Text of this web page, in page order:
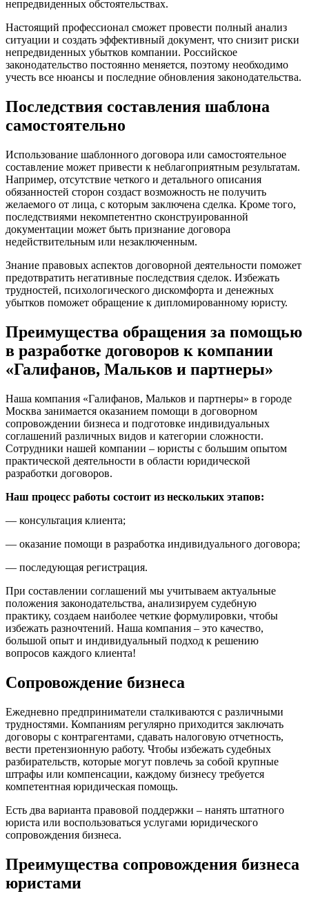
непредвиденных обстоятельствах.
Настоящий профессионал сможет провести полный анализ
ситуации и создать эффективный документ, что снизит риски
непредвиденных убытков компании. Российское
законодательство постоянно меняется, поэтому необходимо
учесть все нюансы и последние обновления законодательства.
Последствия составления шаблона
самостоятельно
Использование шаблонного договора или самостоятельное
составление может привести к неблагоприятным результатам.
Например, отсутствие четкого и детального описания
обязанностей сторон создаст возможность не получить
желаемого от лица, с которым заключена сделка. Кроме того,
последствиями некомпетентно сконструированной
документации может быть признание договора
недействительным или незаключенным.
Знание правовых аспектов договорной деятельности поможет
предотвратить негативные последствия сделок. Избежать
трудностей, психологического дискомфорта и денежных
убытков поможет обращение к дипломированному юристу.
Преимущества обращения за помощью
в разработке договоров к компании
«Галифанов, Мальков и партнеры»
Наша компания «Галифанов, Мальков и партнеры» в городе
Москва занимается оказанием помощи в договорном
сопровождении бизнеса и подготовке индивидуальных
соглашений различных видов и категории сложности.
Сотрудники нашей компании – юристы с большим опытом
практической деятельности в области юридической
разработки договоров.
Наш процесс работы состоит из нескольких этапов:
— консультация клиента;
— оказание помощи в разработка индивидуального договора;
— последующая регистрация.
При составлении соглашений мы учитываем актуальные
положения законодательства, анализируем судебную
практику, создаем наиболее четкие формулировки, чтобы
избежать разночтений. Наша компания – это качество,
большой опыт и индивидуальный подход к решению
вопросов каждого клиента!
Сопровождение бизнеса
Ежедневно предприниматели сталкиваются с различными
трудностями. Компаниям регулярно приходится заключать
договоры с контрагентами, сдавать налоговую отчетность,
вести претензионную работу. Чтобы избежать судебных
разбирательств, которые могут повлечь за собой крупные
штрафы или компенсации, каждому бизнесу требуется
компетентная юридическая помощь.
Есть два варианта правовой поддержки – нанять штатного
юриста или воспользоваться услугами юридического
сопровождения бизнеса.
Преимущества сопровождения бизнеса
юристами